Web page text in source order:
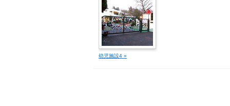
幼児施設4 »